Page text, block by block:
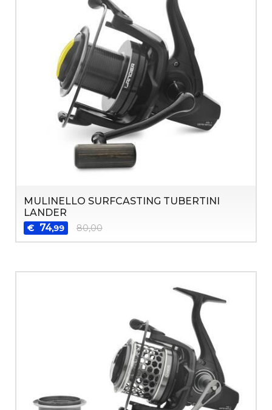
MULINELLO SURFCASTING TUBERTINI
LANDER
€ 74,99 80,00